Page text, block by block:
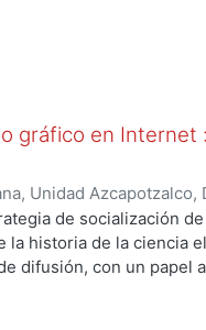
gráfico en Internet
Unidad Azcapotzalco,
de Evaluación del
de socialización
la historia de la ciencia
difusión, con un papel